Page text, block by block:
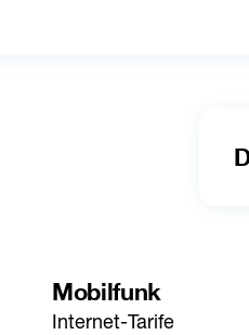
Mobilfunk
Internet-Tarife